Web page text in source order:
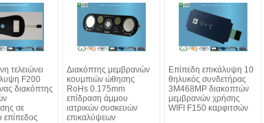
τελειώνει
F200
διακόπτης
σε
επίπεδος
Διακόπτης μεμβρανών
κουμπιών ώθησης
RoHs 0.175mm
επίδραση άμμου
ιατρικών συσκευών
επικαλύψεων
Επίπεδη επικάλυψη 10
θηλυκός συνδετήρας
3M468MP διακοπτών
μεμβρανών χρήσης
WIFI F150 καρφιτσών